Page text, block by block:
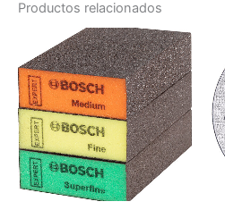
Productos relacionados